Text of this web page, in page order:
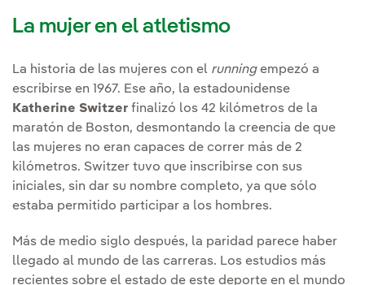
La mujer en el atletismo
La historia de las mujeres con el runningempezó a
escribirse en 1967. Ese año, la estadounidense
Katherine Switzer finalizó los 42 kilómetros de la
maratón de Boston, desmontando la creencia de que
las mujeres no eran capaces de correr más de 2
kilómetros. Switzer tuvo que inscribirse con sus
iniciales, sin dar su nombre completo, ya que sólo
estaba permitido participar a los hombres.
Más de medio siglo después, la paridad parece haber
llegado al mundo de las carreras. Los estudios más
recientes sobre el estado de este deporte en el mundo